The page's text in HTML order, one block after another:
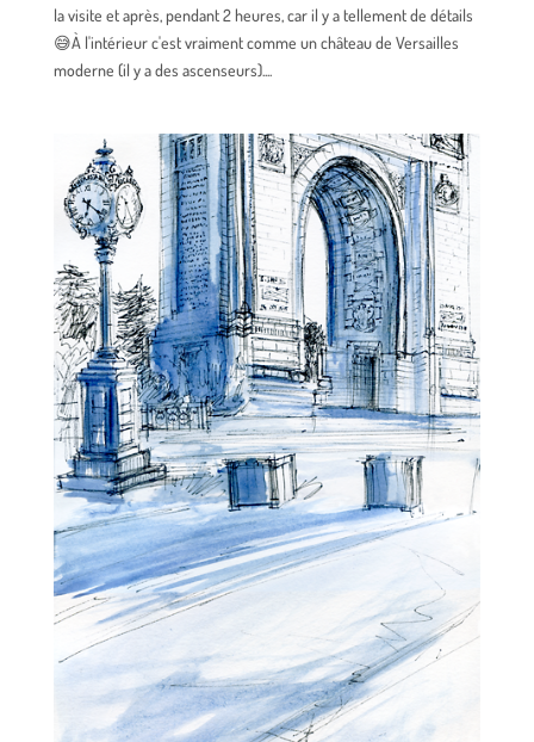
la visite et après, pendant 2 heures, car il y a tellement de détails
😅À l'intérieur c'est vraiment comme un château de Versailles
moderne (il y a des ascenseurs)....